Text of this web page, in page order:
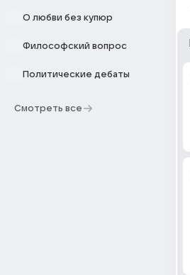
О любви без купюр
Философский вопрос
Политические дебаты
Смотреть все